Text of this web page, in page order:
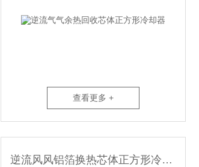
查看更多 +
逆流风风铝箔换热芯体正方形冷却装置